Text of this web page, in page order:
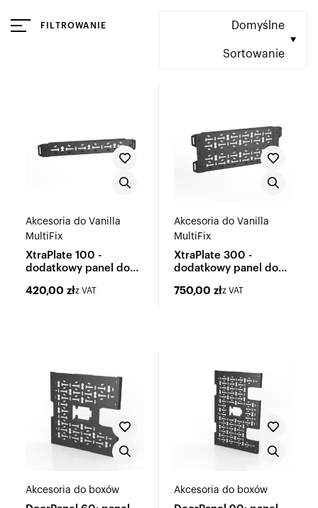
FILTROWANIE Domyślne
Sortowanie
Akcesoria do Vanilla
MultiFix
XtraPlate 100 -
dodatkowy panel do
420,00 złz VAT
Akcesoria do Vanilla
MultiFix
XtraPlate 300 -
dodatkowy panel do
750,00 złz VAT
Akcesoria do boxów Akcesoria do boxów